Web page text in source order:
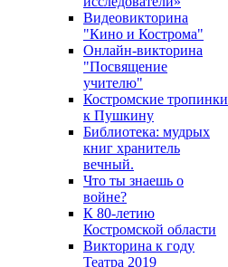
Видеовикторина
"Кино и Кострома"
Онлайн-викторина
"Посвящение
учителю"
Костромские тропинки
к Пушкину
Библиотека: мудрых
книг хранитель
вечный.
Что ты знаешь о
войне?
К 80-летию
Костромской области
Викторина к году
Театра 2019